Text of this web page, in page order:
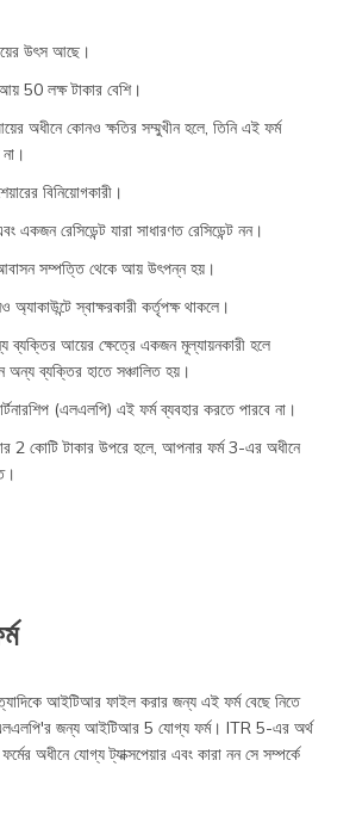
উৎস আছে।
50 লক্ষ টাকার বেশি।
অধীনে কোনও ক্ষতির সম্মুখীন হলে, তিনি এই ফর্ম
বিনিয়োগকারী।
একজন রেসিডেন্ট যারা সাধারণত রেসিডেন্ট নন।
সম্পত্তি থেকে আয় উৎপন্ন হয়।
অ্যাকাউন্টে স্বাক্ষরকারী কর্তৃপক্ষ থাকলে।
ব্যক্তির আয়ের ক্ষেত্রে একজন মূল্যায়নকারী হলে
অন্য ব্যক্তির হাতে সঞ্চালিত হয়।
(এলএলপি) এই ফর্ম ব্যবহার করতে পারবে না।
2 কোটি টাকার উপরে হলে, আপনার ফর্ম 3-এর অধীনে
আইটিআর ফাইল করার জন্য এই ফর্ম বেছে নিতে
এলএলপি'র জন্য আইটিআর 5 যোগ্য ফর্ম। ITR 5-এর অর্থ
অধীনে যোগ্য ট্যাক্সপেয়ার এবং কারা নন সে সম্পর্কে